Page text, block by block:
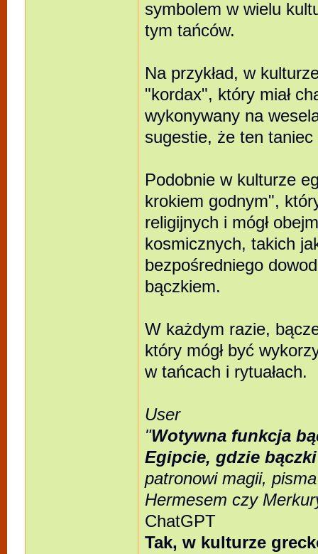
symbolem w wielu
tym tańców.
Na przykład, w
"kordax", który miał
wykonywany na
sugestie, że ten taniec
Podobnie w kulturze
krokiem godnym",
religijnych i mógł
kosmicznych, takich
bezpośredniego
bączkiem.
W każdym razie,
który mógł być
w tańcach i rytuałach.
User
"Wotywna funkcja
Egipcie, gdzie
patronowi magii,
Hermesem czy
ChatGPT
Tak, w kulturze